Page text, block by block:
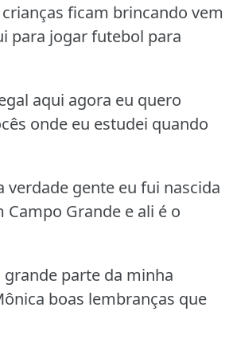
ficam brincando vem
para jogar futebol para
aqui agora eu quero
onde eu estudei quando
verdade gente eu fui nascida
Campo Grande e ali é o
parte da minha
boas lembranças que